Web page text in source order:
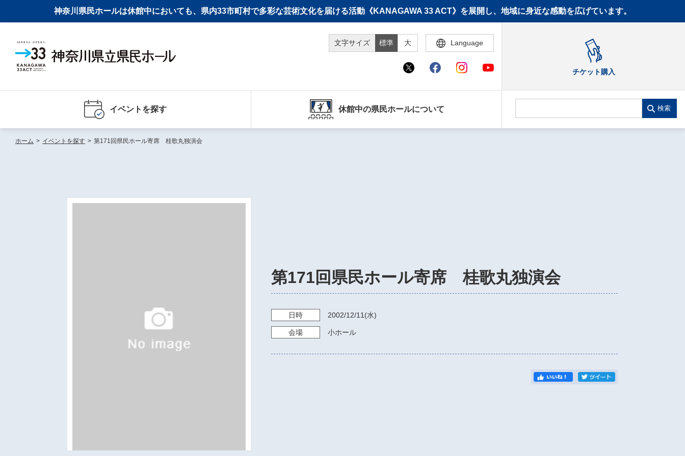
神奈川県民ホールは休館中においても、県内33市町村で多彩な芸術文化を届ける活動《KANAGAWA 33 ACT》を展開し、地域に身近な感動を広げています。
文字サイズ 標準 大 Language
チケット購入
イベントを探す 休館中の県民ホールについて 検索
ホーム > イベントを探す > 第171回県民ホール寄席 桂歌丸独演会
第171回県民ホール寄席 桂歌丸独演会
日時 2002/12/11 (水)
会場 小ホール